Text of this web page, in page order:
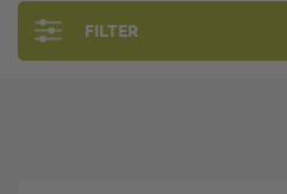
FILTER